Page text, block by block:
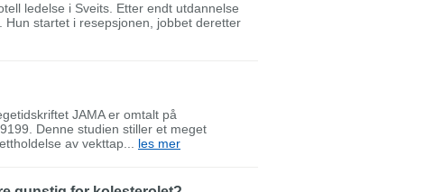
ledelse i Sveits. Etter endt utdannelse
Hun startet i resepsjonen, jobbet deretter
JAMA er omtalt på
Denne studien stiller et meget
av vekttap... les mer